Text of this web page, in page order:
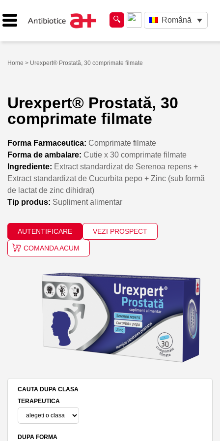
Română
Home > Urexpert® Prostată, 30 comprimate filmate
Urexpert® Prostată, 30
comprimate filmate
Forma Farmaceutica: Comprimate filmate
Forma de ambalare: Cutie x 30 comprimate filmate
Ingrediente: Extract standardizat de Serenoa repens +
Extract standardizat de Cucurbita pepo + Zinc (sub formă
de lactat de zinc dihidrat)
Tip produs: Supliment alimentar
AUTENTIFICARE VEZI PROSPECT
COMANDA ACUM
CAUTA DUPA CLASA
TERAPEUTICA
DUPA FORMA